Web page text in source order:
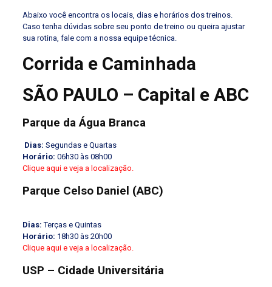
Abaixo você encontra os locais, dias e horários dos treinos.
Caso tenha dúvidas sobre seu ponto de treino ou queira ajustar
sua rotina, fale com a nossa equipe técnica.
Corrida e Caminhada
SÃO PAULO – Capital e ABC
Parque da Água Branca
Dias: Segundas e Quartas
Horário: 06h30 às 08h00
Clique aqui e veja a localização.
Parque Celso Daniel (ABC)
Dias: Terças e Quintas
Horário: 18h30 às 20h00
Clique aqui e veja a localização.
USP – Cidade Universitária